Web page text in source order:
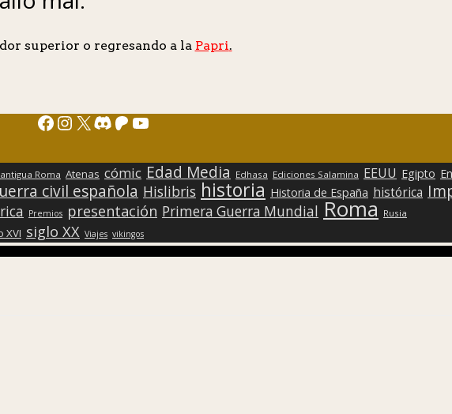
superior o regresando a la Papri.
Facebook
Instagram
X Discord
Patreon
YouTube
antigua Roma Atenas cómic Edad Media Edhasa Ediciones Salamina EEUU Egipto
civil española Hislibris historia Historia de España histórica
Premios presentación Primera Guerra Mundial Roma Rusia
XVI siglo XX Viajes vikingos